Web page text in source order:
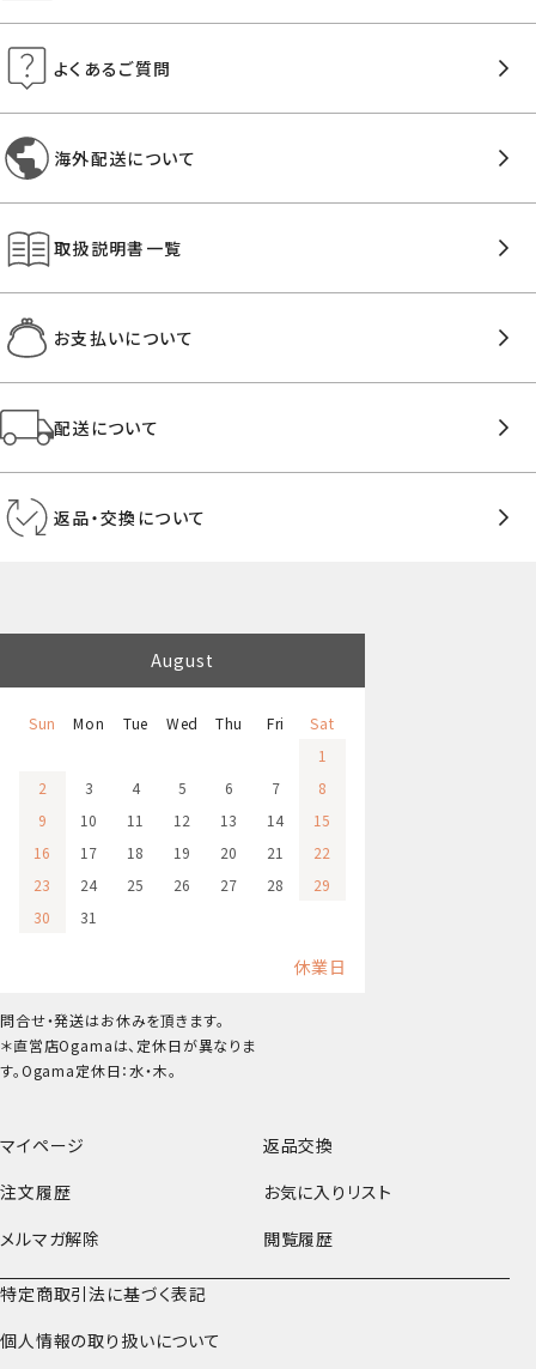
よくあるご質問
海外配送について
取扱説明書一覧
お支払いについて
配送について
返品・交換について
マイページ
返品交換
注文履歴
お気に入りリスト
メルマガ解除
閲覧履歴
特定商取引法に基づく表記
個人情報の取り扱いについて
August
Sun Mon Tue Wed Thu Fri
Sat
1
2
3 4 5 6 7
8
9
10 11 12 13 14
15
16
17 18 19 20 21
22
23
24 25 26 27 28
29
30
31
休業日
問合せ・発送はお休みを頂きます。
＊直営店Ogamaは、定休日が異なりま
す。Ogama定休日：水・木。